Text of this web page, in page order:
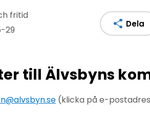
fritid
29
Dela
till Älvsbyns
(klicka på e-